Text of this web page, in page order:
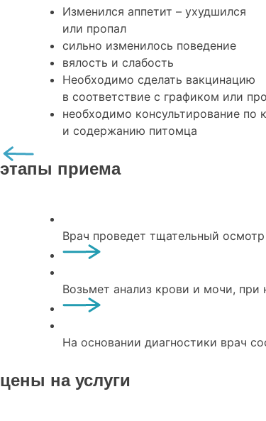
Изменился аппетит – ухудшился
или пропал
сильно изменилось поведение
вялость и слабость
Необходимо сделать вакцинацию
в соответствие с графиком или
необходимо консультирование по
и содержанию питомца
этапы приема
Врач проведет тщательный осмотр
Возьмет анализ крови и мочи,
На основании диагностики врач
цены на услуги